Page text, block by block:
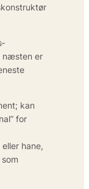
næsten er
kan
for
hane,